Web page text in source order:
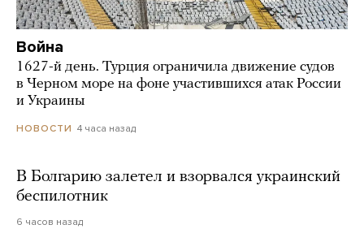
Война
1627-й день. Турция ограничила движение судов
в Черном море на фоне участившихся атак России
и Украины
НОВОСТИ 4 часа назад
В Болгарию залетел и взорвался украинский
беспилотник
6 часов назад